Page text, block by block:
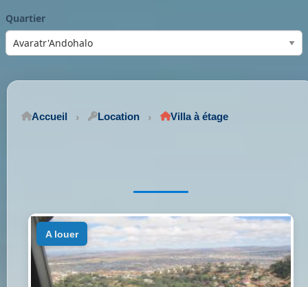
Quartier
Accueil Location Villa à étage
a louer